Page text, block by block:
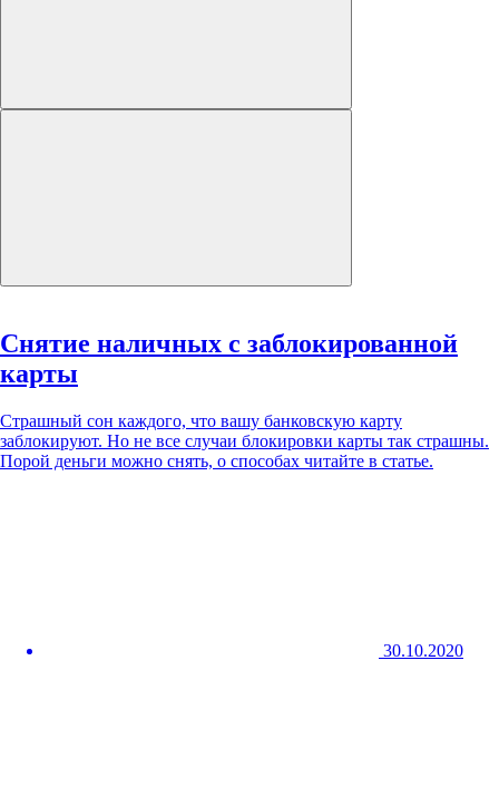
Снятие наличных с заблокированной
карты
Страшный сон каждого, что вашу банковскую карту
заблокируют. Но не все случаи блокировки карты так страшны.
Порой деньги можно снять, о способах читайте в статье.
30.10.2020